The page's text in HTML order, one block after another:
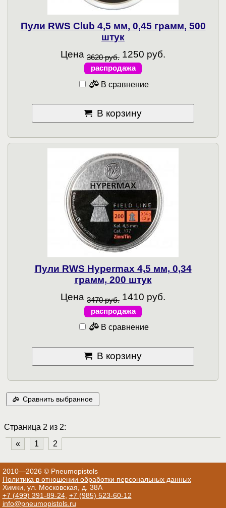
Пули RWS Club 4,5 мм, 0,45 грамм, 500
штук
Цена 3620 руб. 1250 руб.
распродажа
В сравнение
В корзину
Пули RWS Hypermax 4,5 мм, 0,34
грамм, 200 штук
Цена 3470 руб. 1410 руб.
распродажа
В сравнение
В корзину
Сравнить выбранное
Страница 2 из 2:
«
1 2
2010—2026 © Pneumopistols
Политика в отношении обработки персональных данных
Химки, ул. Московская, д. 38А
+7 (499) 391-89-24, +7 (985) 523-60-12
info@pneumopistols.ru